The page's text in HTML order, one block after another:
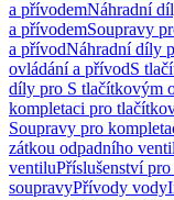
a přívodemNáhradní
a přívodemSoupravy
a přívodNáhradní díly
ovládání a přívodS
díly pro S tlačítkovým
kompletaci pro
Soupravy pro
zátkou odpadního
ventiluPříslušenství
soupravyPřívody vody